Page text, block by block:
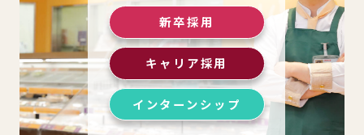
新卒採用
キャリア採用
インターンシップ